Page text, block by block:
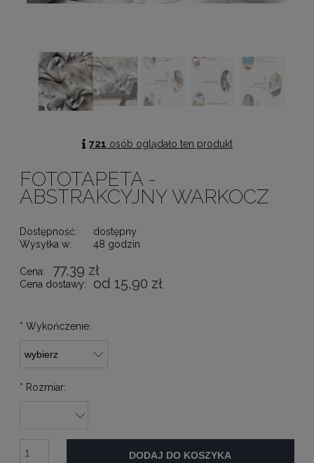
721 osób oglądało ten produkt
FOTOTAPETA -
ABSTRAKCYJNY WARKOCZ
Dostępność:
dostępny
Wysyłka w:
48 godzin
Cena: 77,39 zł
Cena dostawy: od 15,90 zł
* Wykończenie:
* Rozmiar:
DODAJ DO KOSZYKA